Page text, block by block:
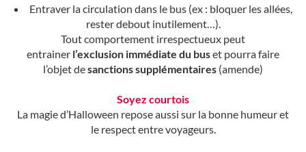
Entraver la circulation dans le bus (ex : bloquer les allées,
rester debout inutilement…).
Tout comportement irrespectueux peut
entrainer l’exclusion immédiate du buset pourra faire
l’objet desanctions supplémentaires (amende)
Soyez courtois
La magie d’Halloween repose aussi sur la bonne humeur et
le respect entre voyageurs.